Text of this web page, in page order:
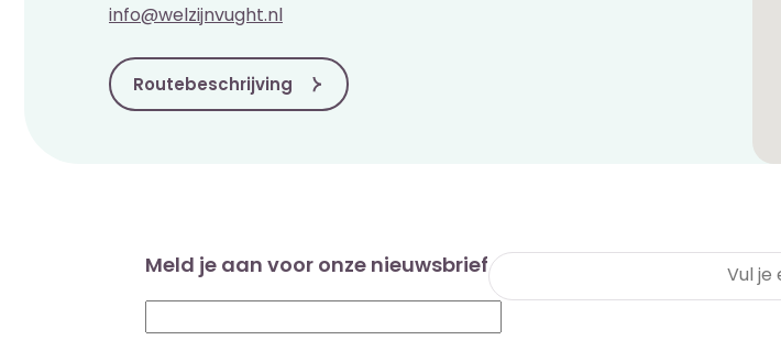
info@welzijnvught.nl
Routebeschrijving
Meld je aan voor onze nieuwsbrief